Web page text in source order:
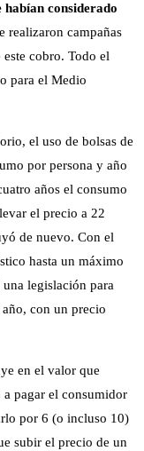
habían considerado
realizaron campañas
cobro. Todo el
para el Medio
el uso de bolsas de
por persona y año
años el consumo
el precio a 22
de nuevo. Con el
hasta un máximo
legislación para
con un precio
en el valor que
a pagar el consumidor
por 6 (o incluso 10)
subir el precio de un